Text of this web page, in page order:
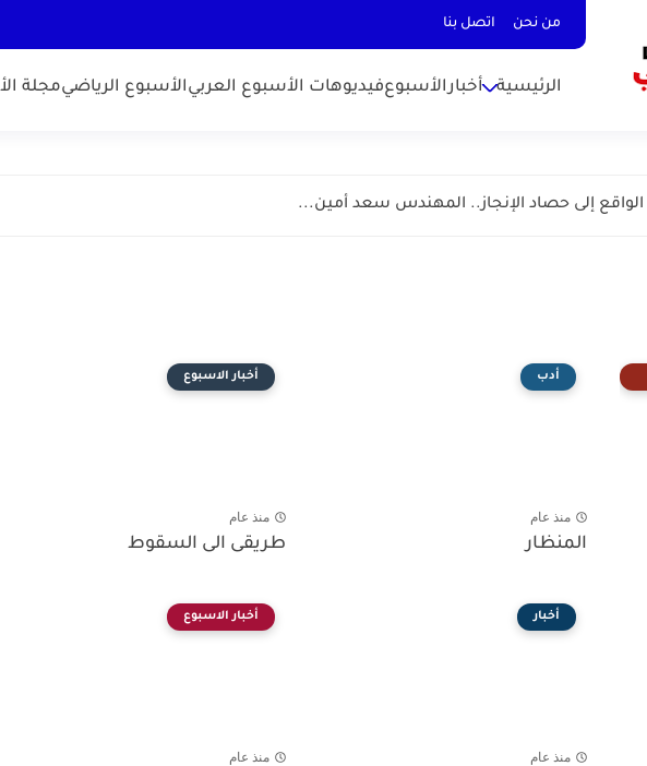
من نحن اتصل بنا
الرئيسية أخبارالأسبوعفيديوهات الأسبوع العربيالأسبوع الرياضيمجلة
إلى حصاد الإنجاز.. المهندس سعد أمين...
أدب
منذ عام
المنظار
أخبار الاسبوع
منذ عام
طريقى الى السقوط
أخبار
منذ عام
أخبار الاسبوع
منذ عام